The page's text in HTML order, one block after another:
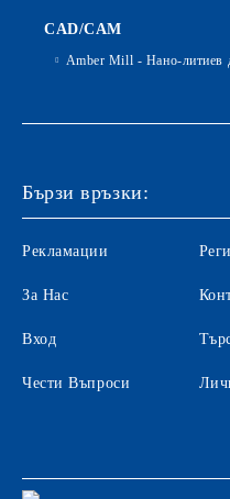
CAD/CAM
Amber Mill - Нано-литиев
Бързи връзки:
Рекламации
За Нас
Вход
Чести Въпроси